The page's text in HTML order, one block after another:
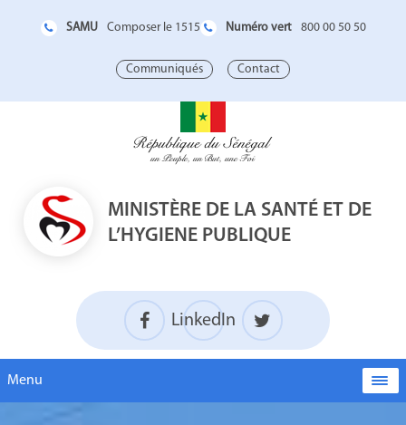
SAMU Composer le 1515 Numéro vert 800 00 50 50
Communiqués Contact
MINISTÈRE DE LA SANTÉ ET DE
L’HYGIENE PUBLIQUE
LinkedIn
Menu